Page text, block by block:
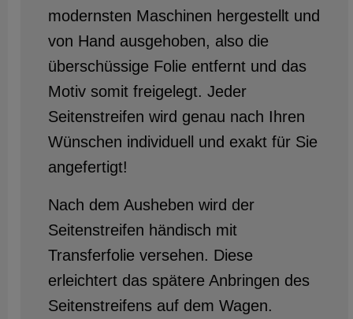
modernsten Maschinen hergestellt und
von Hand ausgehoben, also die
überschüssige Folie entfernt und das
Motiv somit freigelegt. Jeder
Seitenstreifen wird genau nach Ihren
Wünschen individuell und exakt für Sie
angefertigt!
Nach dem Ausheben wird der
Seitenstreifen händisch mit
Transferfolie versehen. Diese
erleichtert das spätere Anbringen des
Seitenstreifens auf dem Wagen.